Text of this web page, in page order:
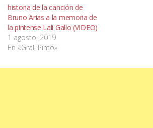
historia de la canción de
Bruno Arias a la memoria de
la pintense Lali Gallo (VIDEO)
1 agosto, 2019
En «Gral. Pinto»